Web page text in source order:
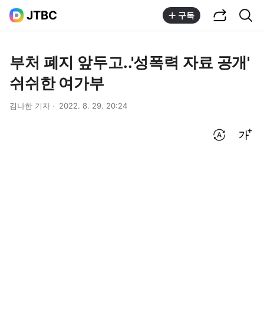
JTBC 구독
부처 폐지 앞두고..'성폭력 자료 공개'
쉬쉬한 여가부
김나한 기자 2022. 8. 29. 20:24